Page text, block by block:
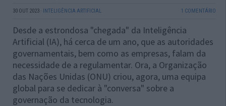
30 OUT 2023 · INTELIGÊNCIA ARTIFICIAL 1 COMENTÁRIO
Desde a estrondosa "chegada" da Inteligência
Artificial (IA), há cerca de um ano, que as autoridades
governamentais, bem como as empresas, falam da
necessidade de a regulamentar. Ora, a Organização
das Nações Unidas (ONU) criou, agora, uma equipa
global para se dedicar à "conversa" sobre a
governação da tecnologia.